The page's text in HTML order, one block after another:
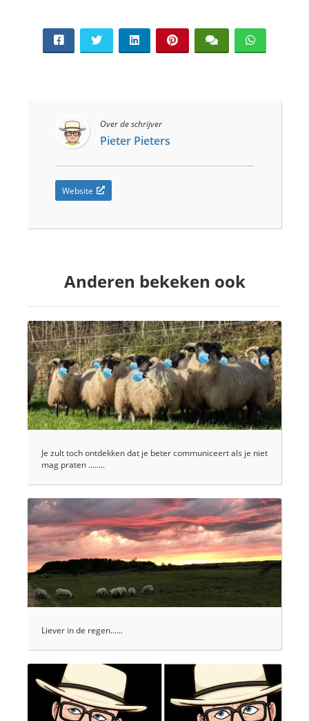
Over de schrijver
Pieter Pieters
Website
Anderen bekeken ook
Je zult toch ontdekken dat je beter communiceert als je niet
mag praten ........
Liever in de regen......